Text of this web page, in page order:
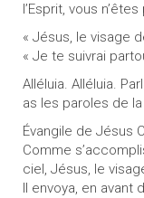
l’Esprit, vous
« Jésus, le visage
« Je te suivrai
Alléluia. Alléluia.
as les paroles de
Évangile de Jésus
Comme
ciel, Jésus, le
Il envoya, en avant